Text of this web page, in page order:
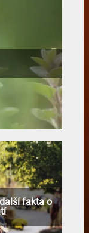
fakta o